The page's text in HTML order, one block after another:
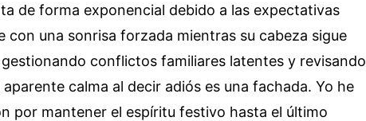
de forma exponencial debido a las expectativas
con una sonrisa forzada mientras su cabeza sigue
conflictos familiares latentes y revisando
calma al decir adiós es una fachada. Yo he
por mantener el espíritu festivo hasta el último